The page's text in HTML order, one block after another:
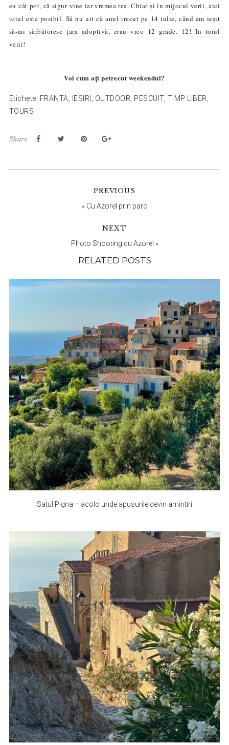
eu cât pot, că sigur vine iar vremea rea. Chiar și în mijocul verii, aici
totul este posibil. Să nu uit că anul trecut pe 14 iulie, când am ieșit
să-mi sărbătoresc țara adoptivă, erau vreo 12 grade. 12! In toiul
verii!
Voi cumațipetrecut weekendul?
Etichete: FRANTA IESIRI OUTDOOR PESCUIT, TIMP LIBER
TOURS
Share
PREVIOUS
« Cu Azorel prin parc
NEXT
Photo Shooting cu Azorel »
Interactions
RELATED POSTS
Satul Pigna – acolo unde apusurile devin amintiri